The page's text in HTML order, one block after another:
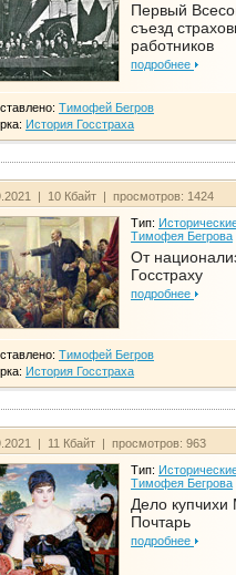
Первый
съезд
работников
подробнее
Тимофей Бегров
История Госстраха
| 10 Кбайт | просмотров: 1424
Тип:
Тимофея Бегрова
От
Госстраху
подробнее
Тимофей Бегров
История Госстраха
| 11 Кбайт | просмотров: 963
Тип:
Тимофея Бегрова
Дело
Почтарь
подробнее